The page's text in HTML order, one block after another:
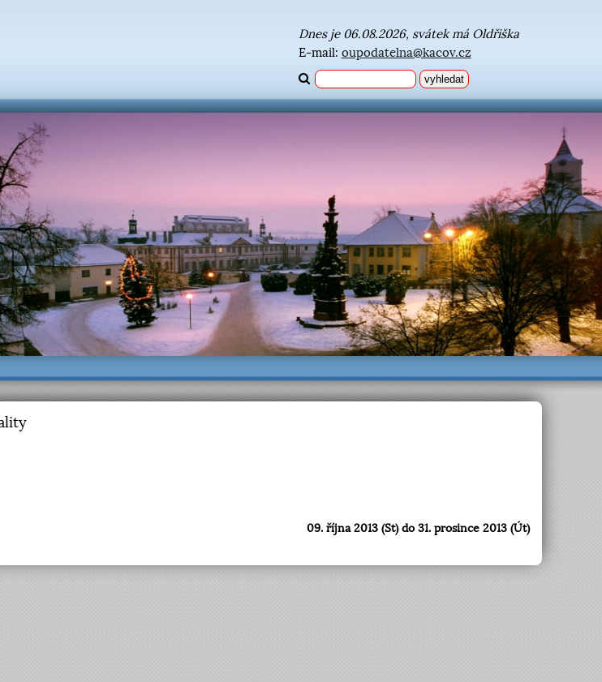
Dnes je 06.08.2026, svátek má Oldřiška
E-mail: oupodatelna@kacov.cz
09. října 2013 (St) do 31. prosince 2013 (Út)